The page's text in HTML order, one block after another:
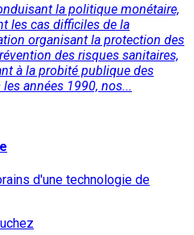
la politique monétaire,
les cas difficiles de la
organisant la protection des
des risques sanitaires,
à la probité publique des
années 1990, nos...
d'une technologie de